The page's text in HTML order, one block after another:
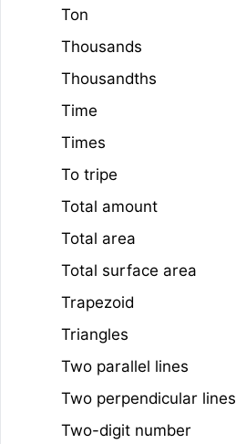
Ton
Thousands
Thousandths
Time
Times
To tripe
Total amount
Total area
Total surface area
Trapezoid
Triangles
Two parallel lines
Two perpendicular lines
Two-digit number